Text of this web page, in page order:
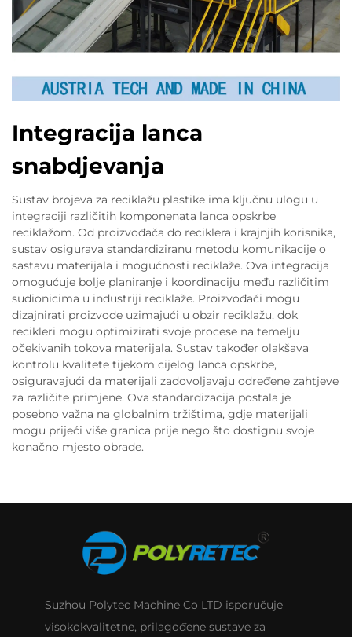
Integracija lanca
snabdjevanja
Sustav brojeva za reciklažu plastike ima ključnu ulogu u
integraciji različitih komponenata lanca opskrbe
reciklažom. Od proizvođača do reciklera i krajnjih korisnika,
sustav osigurava standardiziranu metodu komunikacije o
sastavu materijala i mogućnosti reciklaže. Ova integracija
omogućuje bolje planiranje i koordinaciju među različitim
sudionicima u industriji reciklaže. Proizvođači mogu
dizajnirati proizvode uzimajući u obzir reciklažu, dok
recikleri mogu optimizirati svoje procese na temelju
očekivanih tokova materijala. Sustav također olakšava
kontrolu kvalitete tijekom cijelog lanca opskrbe,
osiguravajući da materijali zadovoljavaju određene zahtjeve
za različite primjene. Ova standardizacija postala je
posebno važna na globalnim tržištima, gdje materijali
mogu prijeći više granica prije nego što dostignu svoje
konačno mjesto obrade.
Suzhou Polytec Machine Co LTD isporučuje
visokokvalitetne, prilagođene sustave za